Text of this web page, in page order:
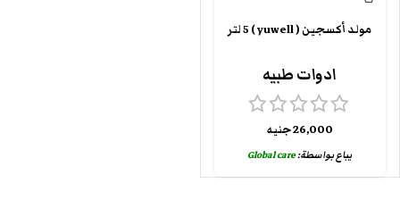
مولد أكسجين ( yuwell ) 5 لتر
ادوات طبيه
26,000جنيه
يباع بواسطة:Global care